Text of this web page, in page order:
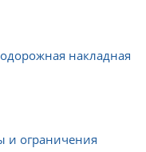
накладная
и ограничения